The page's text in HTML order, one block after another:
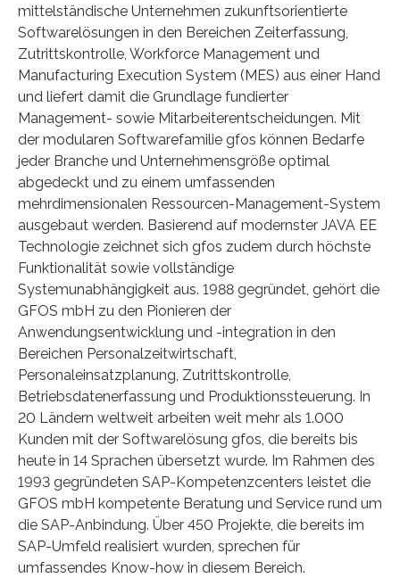
mittelständische Unternehmen zukunftsorientierte
Softwarelösungen in den Bereichen Zeiterfassung,
Zutrittskontrolle, Workforce Management und
Manufacturing Execution System (MES) aus einer Hand
und liefert damit die Grundlage fundierter
Management- sowie Mitarbeiterentscheidungen. Mit
der modularen Softwarefamilie gfos können Bedarfe
jeder Branche und Unternehmensgröße optimal
abgedeckt und zu einem umfassenden
mehrdimensionalen Ressourcen-Management-System
ausgebaut werden. Basierend auf modernster JAVA EE
Technologie zeichnet sich gfos zudem durch höchste
Funktionalität sowie vollständige
Systemunabhängigkeit aus. 1988 gegründet, gehört die
GFOS mbH zu den Pionieren der
Anwendungsentwicklung und -integration in den
Bereichen Personalzeitwirtschaft,
Personaleinsatzplanung, Zutrittskontrolle,
Betriebsdatenerfassung und Produktionssteuerung. In
20 Ländern weltweit arbeiten weit mehr als 1.000
Kunden mit der Softwarelösung gfos, die bereits bis
heute in 14 Sprachen übersetzt wurde. Im Rahmen des
1993 gegründeten SAP-Kompetenzcenters leistet die
GFOS mbH kompetente Beratung und Service rund um
die SAP-Anbindung. Über 450 Projekte, die bereits im
SAP-Umfeld realisiert wurden, sprechen für
umfassendes Know-how in diesem Bereich.